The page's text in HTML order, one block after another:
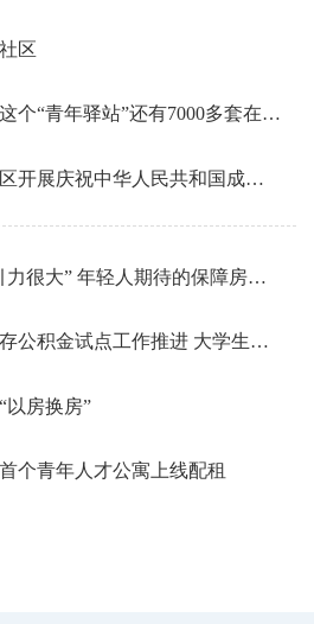
区
有得住还要住得好，这个“青年驿站”还有7000多套在建，配套运动公园
有巢武汉红色青年社区开展庆祝中华人民共和国成立75周年主题活动
武汉人才房政策“吸引力很大” 年轻人期待的保障房来了
武汉灵活就业人员缴存公积金试点工作推进 大学生也可参缴！
以房换房”
个青年人才公寓上线配租